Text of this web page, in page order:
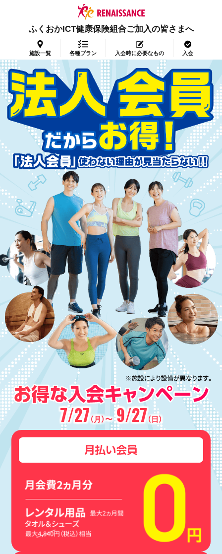
ふくおかICT健康保険組合ご加入の皆さまへ
施設一覧 各種プラン 入会時に必要なもの 入会
7/27 （月）〜9/27 （日）